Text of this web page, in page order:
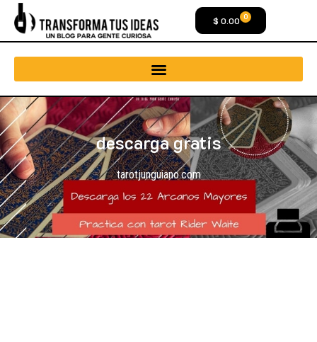
$ 0.00 0
descarga gratis
tarotjunguiano.com